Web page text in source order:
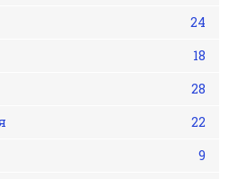
24
18
28
22
9